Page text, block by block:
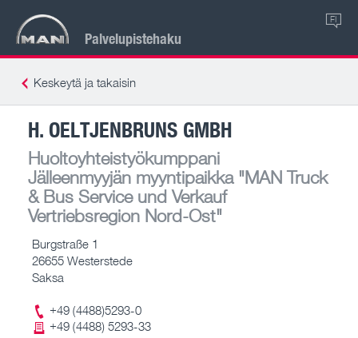
Palvelupistehaku
FI
Keskeytä ja takaisin
H. OELTJENBRUNS GMBH
Huoltoyhteistyökumppani
Jälleenmyyjän myyntipaikka"MAN Truck
& Bus Service und Verkauf
Vertriebsregion Nord-Ost"
Burgstraße 1
26655 Westerstede
Saksa
+49 (4488)5293-0
+49 (4488) 5293-33